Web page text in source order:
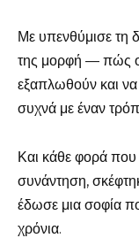
Με υπενθύμισε τη
της μορφή — πώς
εξαπλωθούν και
συχνά με έναν
Και κάθε φορά που
συνάντηση,
έδωσε μια σοφία
χρόνια.